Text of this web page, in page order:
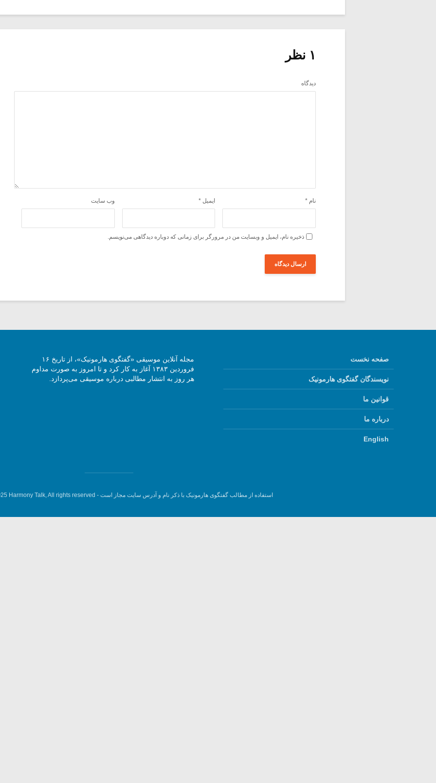
۱ نظر
دیدگاه
نام * ایمیل * وب‌ سایت
ذخیره نام، ایمیل و وبسایت من در مرورگر برای زمانی که دوباره دیدگاهی می‌نویسم.
صفحه نخست
نویسندگان گفتگوی هارمونیک
قوانین ما
درباره ما
English
مجله آنلاین موسیقی «گفتگوی هارمونیک»، از تاریخ ۱۶
فروردین ۱۳۸۳ آغاز به کار کرد و تا امروز به صورت مداوم
هر روز به انتشار مطالبی درباره موسیقی می‌پردازد.
استفاده از مطالب گفتگوی هارمونیک با ذکر نام و آدرس سایت مجاز است - Harmony Talk, All rights reserved.